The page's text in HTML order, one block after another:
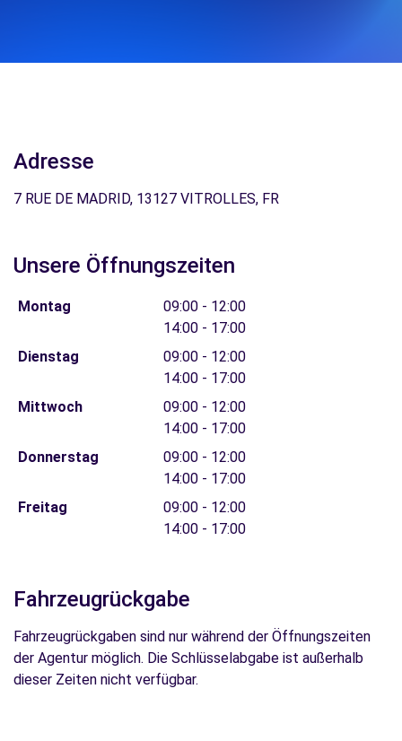
Adresse
7 RUE DE MADRID, 13127 VITROLLES, FR
Unsere Öffnungszeiten
Montag
09:00 - 12:00
14:00 - 17:00
Dienstag
09:00 - 12:00
14:00 - 17:00
Mittwoch
09:00 - 12:00
14:00 - 17:00
Donnerstag
09:00 - 12:00
14:00 - 17:00
Freitag
09:00 - 12:00
14:00 - 17:00
Fahrzeugrückgabe
Fahrzeugrückgaben sind nur während der Öffnungszeiten
der Agentur möglich. Die Schlüsselabgabe ist außerhalb
dieser Zeiten nicht verfügbar.